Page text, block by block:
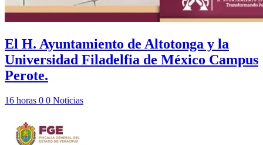
El H. Ayuntamiento de Altotonga y la
Universidad Filadelfia de México Campus
Perote.
16 horas 0 0 Noticias